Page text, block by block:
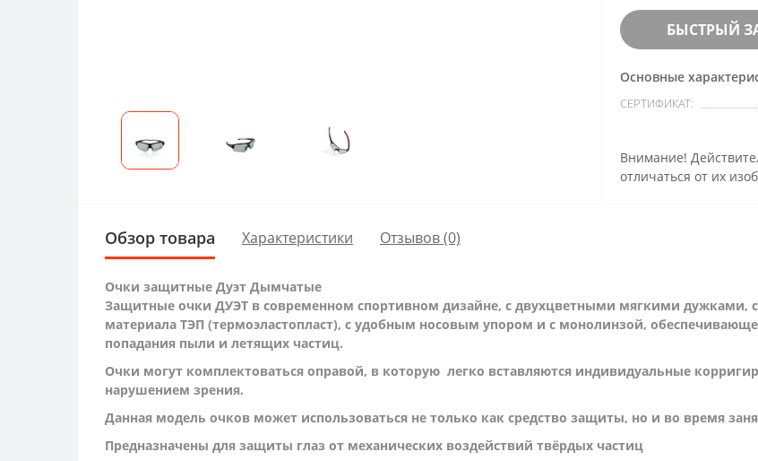
БЫСТРЫЙ
Основные
СЕРТИФИКАТ:
Внимание!
отличаться от их
Обзор товара Характеристики Отзывов (0)
Очки защитные Дуэт Дымчатые
Защитные очки ДУЭТ в современном спортивном дизайне, с двухцветными мягкими дужками,
материала ТЭП (термоэластопласт), с удобным носовым упором и с монолинзой,
попадания пыли и летящих частиц.
Очки могут комплектоваться оправой, в которую легко вставляются индивидуальные
нарушением зрения.
Данная модель очков может использоваться не только как средство защиты, но и во время
Предназначены для защиты глаз от механических воздействий твёрдых частиц